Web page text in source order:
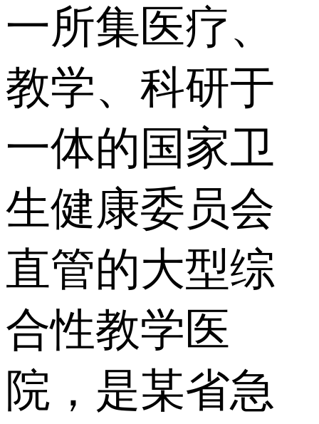
一所集医疗、
教学、科研于
一体的国家卫
生健康委员会
直管的大型综
合性教学医
院，是某省急